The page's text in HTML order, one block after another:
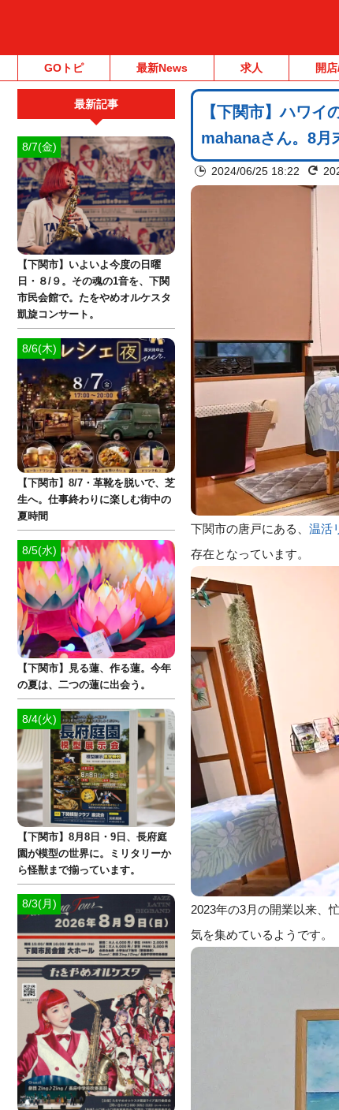
GOトピ 最新News 求人 開
【下関市】ハワ
mahanaさん。8月
2024/06/25 18:22
下関市の唐戸にある、 温活
存在となっています。
2023年の3月の開業以来、
気を集めているようです。
最新記事
8/7(金)
【下関市】いよいよ今度の日曜
日・８/９。その魂の1音を、下関
市民会館で。たをやめオルケスタ
凱旋コンサート。
8/6(木)
【下関市】8/7・革靴を脱いで、芝
生へ。仕事終わりに楽しむ街中の
夏時間
8/5(水)
【下関市】見る蓮、作る蓮。今年
の夏は、二つの蓮に出会う。
8/4(火)
【下関市】8月8日・9日、長府庭
園が模型の世界に。ミリタリーか
ら怪獣まで揃っています。
8/3(月)